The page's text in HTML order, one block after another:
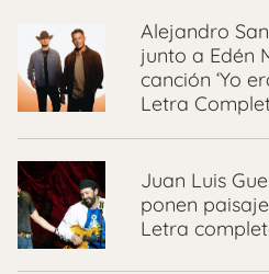
Alejandro
junto a Edén
canción ‘Yo
Letra
Juan Luis
ponen paisaje
Letra